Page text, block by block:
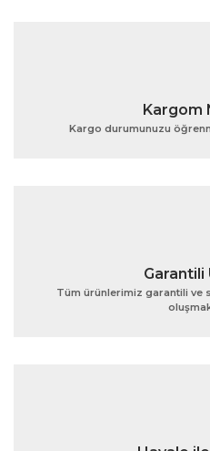
Ürün açıklamasında
Kargom
Kargo durumunuzu
Garantili
Tüm ürünlerimiz garantili ve